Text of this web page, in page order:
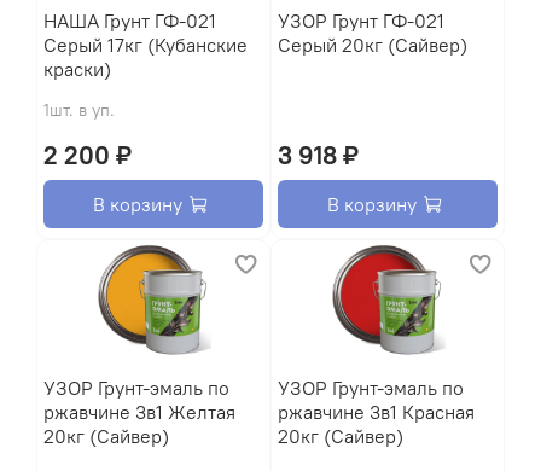
HАША Грунт ГФ-021
Серый 17кг (Кубанские
краски)
1шт. в уп.
2 200 ₽
В корзину
УЗОР Грунт ГФ-021
Серый 20кг (Сайвер)
3 918 ₽
В корзину
УЗОР Грунт-эмаль по
ржавчине 3в1 Желтая
20кг (Сайвер)
УЗОР Грунт-эмаль по
ржавчине 3в1 Красная
20кг (Сайвер)